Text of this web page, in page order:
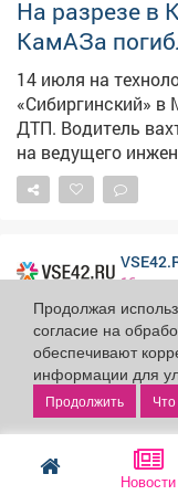
Новости
развитие
На разрезе в
КамАЗа
14 июля на
«Сибиргинский»
ДТП. Водитель
на ведущего
«Южный Кузбасс».
скончалась на месте. Государственная
внеплановая
этом же объекте за
с начала года в
связанных с
происшествия
строительных
16 июля
Как в
млрд рублей
Строительство
Продолжая
согласие на
обеспечивают
информации для